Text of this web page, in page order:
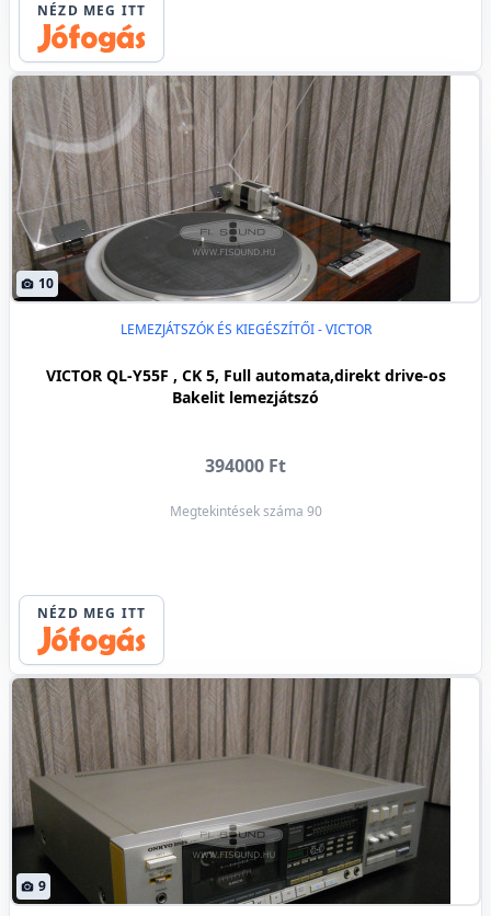
NÉZD MEG ITT
10
LEMEZJÁTSZÓK ÉS KIEGÉSZÍTŐI - VICTOR
VICTOR QL-Y55F , CK 5, Full automata,direkt drive-os
Bakelit lemezjátszó
394000 Ft
Megtekintések száma 90
NÉZD MEG ITT
9